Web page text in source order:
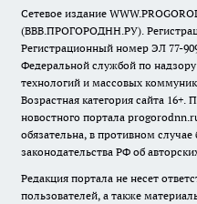
Сетевое издание
(ВВВ.ПРОГОРОДНН.РУ).
Регистрационный номер ЭЛ 77-
Федеральной службой по
технологий и массовых
Возрастная категория сайта
новостного портала
обязательна, в противном
законодательства РФ об
Редакция портала не несет
пользователей, а также